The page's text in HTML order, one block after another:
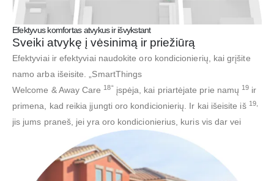
Efektyvus komfortas atvykus ir išvykstant
Sveiki atvykę į vėsinimą ir priežiūrą
Efektyviai ir efektyviai naudokite oro kondicionierių, kai grįšite
namo arba išeisite. „SmartThings
Welcome & Away Care 18“įspėja, kai priartėjate prie namų 19 ir
primena, kad reikia įjungti oro kondicionierių. Ir kai išeisite iš 19,
jis jums praneš, jei yra oro kondicionierius, kuris vis dar vei